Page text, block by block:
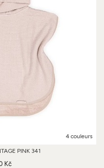
4 couleurs
PINK 341
Kč